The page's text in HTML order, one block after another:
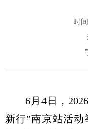
时
6月4日，
新行”南京站活动